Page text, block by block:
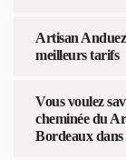
Artisan
meilleurs tarifs
Vous voulez
cheminée du
Bordeaux dans